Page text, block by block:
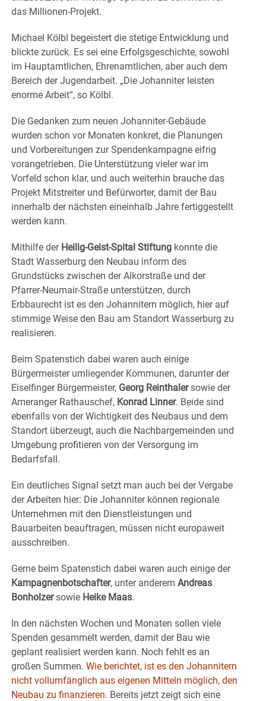
das Millionen-Projekt.
Michael Kölbl begeistert die stetige Entwicklung und
blickte zurück. Es sei eine Erfolgsgeschichte, sowohl
im Hauptamtlichen, Ehrenamtlichen, aber auch dem
Bereich der Jugendarbeit. „Die Johanniter leisten
enorme Arbeit“, so Kölbl.
Die Gedanken zum neuen Johanniter-Gebäude
wurden schon vor Monaten konkret, die Planungen
und Vorbereitungen zur Spendenkampagne eifrig
vorangetrieben. Die Unterstützung vieler war im
Vorfeld schon klar, und auch weiterhin brauche das
Projekt Mitstreiter und Befürworter, damit der Bau
innerhalb der nächsten eineinhalb Jahre fertiggestellt
werden kann.
Mithilfe der Heilig-Geist-Spital Stiftung konnte die
Stadt Wasserburg den Neubau inform des
Grundstücks zwischen der Alkorstraße und der
Pfarrer-Neumair-Straße unterstützen, durch
Erbbaurecht ist es den Johannitern möglich, hier auf
stimmige Weise den Bau am Standort Wasserburg zu
realisieren.
Beim Spatenstich dabei waren auch einige
Bürgermeister umliegender Kommunen, darunter der
Eiselfinger Bürgermeister, Georg Reinthalersowie der
Ameranger Rathauschef, Konrad Linner. Beide sind
ebenfalls von der Wichtigkeit des Neubaus und dem
Standort überzeugt, auch die Nachbargemeinden und
Umgebung profitieren von der Versorgung im
Bedarfsfall.
Ein deutliches Signal setzt man auch bei der Vergabe
der Arbeiten hier: Die Johanniter können regionale
Unternehmen mit den Dienstleistungen und
Bauarbeiten beauftragen, müssen nicht europaweit
ausschreiben.
Gerne beim Spatenstich dabei waren auch einige der
Kampagnenbotschafter, unter anderem Andreas
Bonholzersowie Heike Maas.
In den nächsten Wochen und Monaten sollen viele
Spenden gesammelt werden, damit der Bau wie
geplant realisiert werden kann. Noch fehlt es an
großen Summen. Wie berichtet, ist es den Johannitern
nicht vollumfänglich aus eigenen Mitteln möglich, den
Neubau zu finanzieren. Bereits jetzt zeigt sich eine